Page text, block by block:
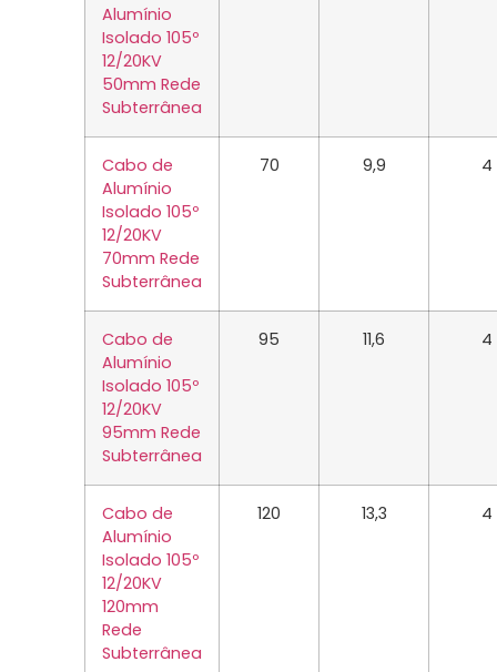
Alumínio
Isolado 105º
12/20KV
50mm Rede
Subterrânea
Cabo de
Alumínio
Isolado 105º
12/20KV
70mm Rede
Subterrânea
70 9,9 4
Cabo de
Alumínio
Isolado 105º
12/20KV
95mm Rede
Subterrânea
95 11,6 4
Cabo de
Alumínio
Isolado 105º
12/20KV
120mm
Rede
Subterrânea
120 13,3 4